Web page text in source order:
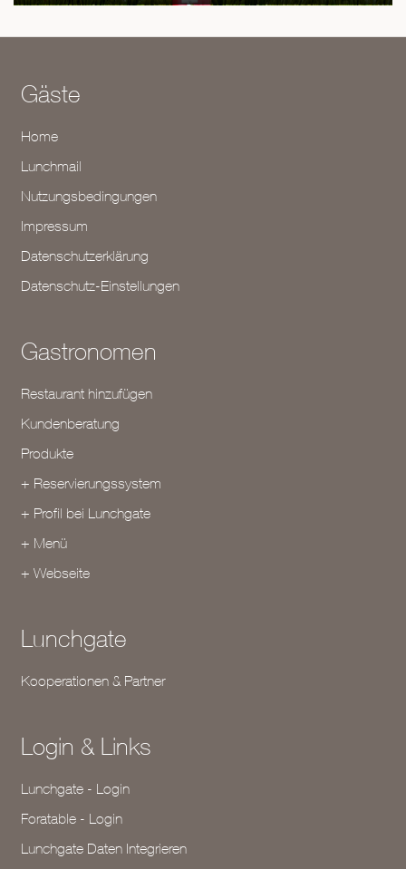
Gäste
Home
Lunchmail
Nutzungsbedingungen
Impressum
Datenschutzerklärung
Datenschutz-Einstellungen
Gastronomen
Restaurant hinzufügen
Kundenberatung
Produkte
+ Reservierungssystem
+ Profil bei Lunchgate
+ Menü
+ Webseite
Lunchgate
Kooperationen & Partner
Login & Links
Lunchgate - Login
Foratable - Login
Lunchgate Daten Integrieren